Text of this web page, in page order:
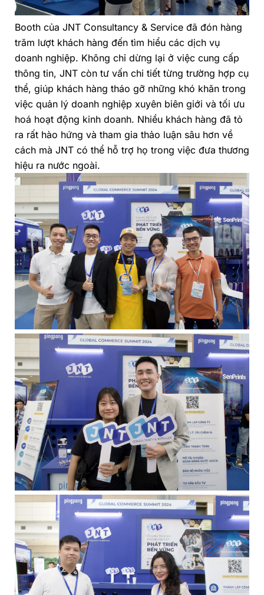
Booth của JNT Consultancy & Service đã đón hàng
trăm lượt khách hàng đến tìm hiểu các dịch vụ
doanh nghiệp. Không chỉ dừng lại ở việc cung cấp
thông tin, JNT còn tư vấn chi tiết từng trường hợp cụ
thể, giúp khách hàng tháo gỡ những khó khăn trong
việc quản lý doanh nghiệp xuyên biên giới và tối ưu
hoá hoạt động kinh doanh. Nhiều khách hàng đã tỏ
ra rất hào hứng và tham gia thảo luận sâu hơn về
cách mà JNT có thể hỗ trợ họ trong việc đưa thương
hiệu ra nước ngoài.